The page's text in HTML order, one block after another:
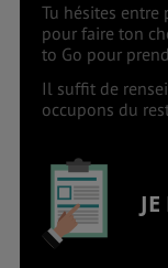
Tu hésites entre
pour faire ton
to Go pour
Il suffit de
occupons du